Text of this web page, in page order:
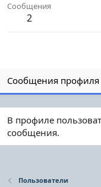
Сообщения
2
Сообщения профиля
В профиле
сообщения.
Пользователи